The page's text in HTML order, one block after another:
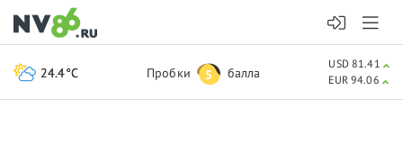
24.4°C Пробки 5 балла
USD 81.41
EUR 94.06